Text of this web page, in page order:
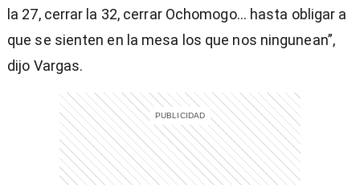
la 27, cerrar la 32, cerrar Ochomogo... hasta obligar a
que se sienten en la mesa los que nos ningunean”,
dijo Vargas.